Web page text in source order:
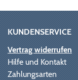
KUNDENSERVICE
Vertrag widerrufen
Hilfe und Kontakt
Zahlungsarten